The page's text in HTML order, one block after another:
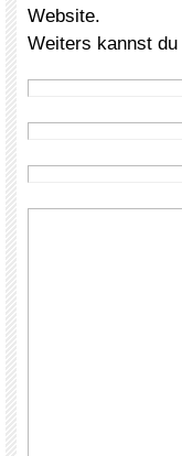
Website.
Weiters kannst du